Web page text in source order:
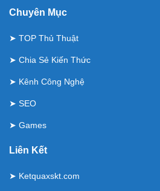
Chuyên Mục
➤ TOP Thủ Thuật
➤ Chia Sẻ Kiến Thức
➤ Kênh Công Nghệ
➤ SEO
➤ Games
Liên Kết
➤ Ketquaxskt.com